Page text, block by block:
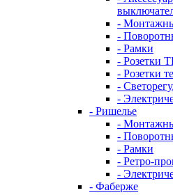
-
-
- Рамки
- Розетки
- Розетки
-
-
- Ришелье
-
-
- Рамки
- Ретро-
-
- Фаберже